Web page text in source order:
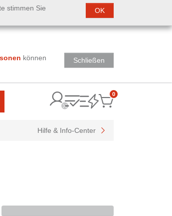
stimmen Sie
OK
können
Schließen
0Items
Hilfe & Info-Center